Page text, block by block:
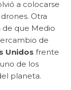
a colocarse
Otra
de que Medio
de
Unidos frente
de los
planeta.